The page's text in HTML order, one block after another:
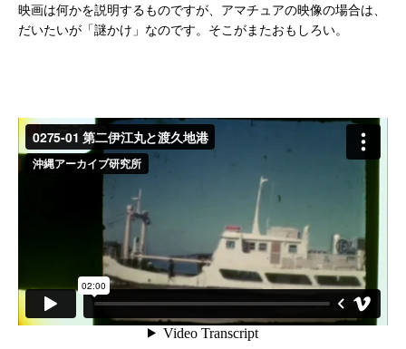
映画は何かを説明するものですが、アマチュアの映像の場合は、
だいたいが「謎かけ」なのです。そこがまたおもしろい。